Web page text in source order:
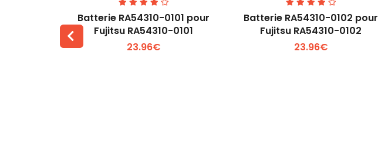
Voir plus +
Batterie RA54310-0101 pour
Fujitsu RA54310-0101
23.96€
Voir plus +
Batterie RA54310-0102 pour
Fujitsu RA54310-0102
23.96€